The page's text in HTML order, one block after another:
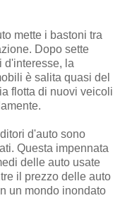
mette i bastoni tra
Dopo sette
d'interesse, la
è salita quasi del
flotta di nuovi veicoli
d'auto sono
Questa impennata
delle auto usate
il prezzo delle auto
un mondo inondato